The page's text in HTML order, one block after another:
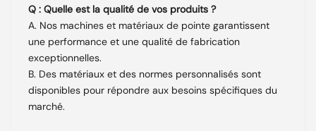
Q : Quelle est la qualité de vos produits ?
A. Nos machines et matériaux de pointe garantissent
une performance et une qualité de fabrication
exceptionnelles.
B. Des matériaux et des normes personnalisés sont
disponibles pour répondre aux besoins spécifiques du
marché.